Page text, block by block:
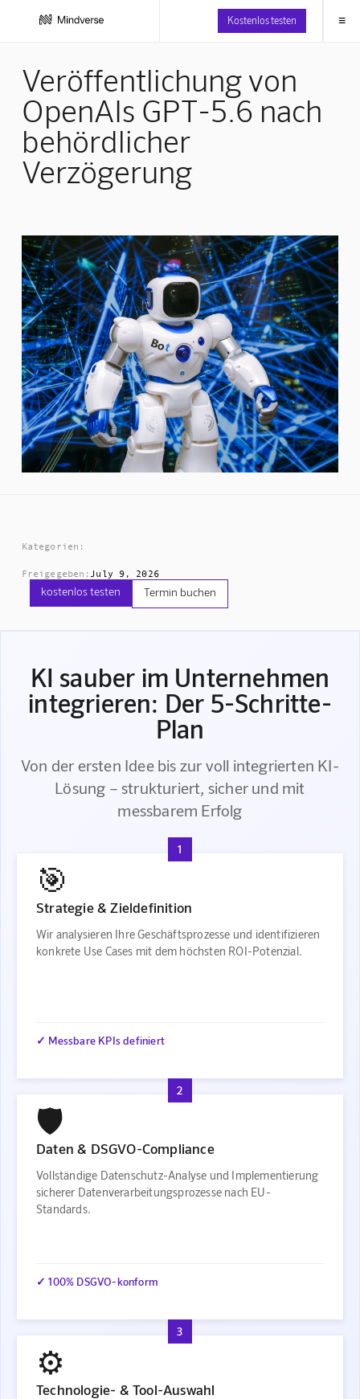
Kostenlos testen ≡
Veröffentlichung von
OpenAIs GPT-5.6 nach
behördlicher
Verzögerung
Kategorien:
Freigegeben: July 9, 2026
kostenlos testen Termin buchen
KI sauber im Unternehmen
integrieren: Der 5-Schritte-
Plan
Von der ersten Idee bis zur voll integrierten KI-
Lösung – strukturiert, sicher und mit
messbarem Erfolg
1
🎯
Strategie & Zieldefinition
Wir analysieren Ihre Geschäftsprozesse und identifizieren
konkrete Use Cases mit dem höchsten ROI-Potenzial.
✓ Messbare KPIs definiert
2
🛡️
Daten & DSGVO-Compliance
Vollständige Datenschutz-Analyse und Implementierung
sicherer Datenverarbeitungsprozesse nach EU-
Standards.
✓ 100% DSGVO-konform
3
⚙️
Technologie- & Tool-Auswahl